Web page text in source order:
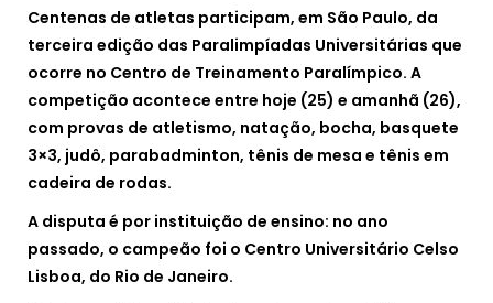
Centenas de atletas participam, em São Paulo, da
terceira edição das Paralimpíadas Universitárias que
ocorre no Centro de Treinamento Paralímpico. A
competição acontece entre hoje (25) e amanhã (26),
com provas de atletismo, natação, bocha, basquete
3×3, judô, parabadminton, tênis de mesa e tênis em
cadeira de rodas.
A disputa é por instituição de ensino: no ano
passado, o campeão foi o Centro Universitário Celso
Lisboa, do Rio de Janeiro.